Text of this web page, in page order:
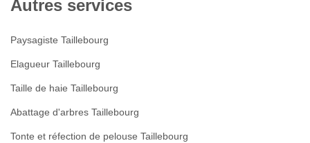
Autres services
Paysagiste Taillebourg
Elagueur Taillebourg
Taille de haie Taillebourg
Abattage d'arbres Taillebourg
Tonte et réfection de pelouse Taillebourg